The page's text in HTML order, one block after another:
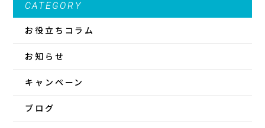
CATEGORY
お役立ちコラム
お知らせ
キャンペーン
ブログ